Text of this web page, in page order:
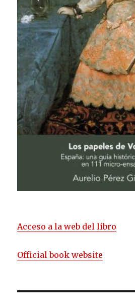
Acceso a la web del libro
Official book website